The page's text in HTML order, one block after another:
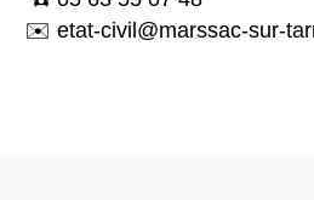
✉️ etat-civil@marssac-sur-